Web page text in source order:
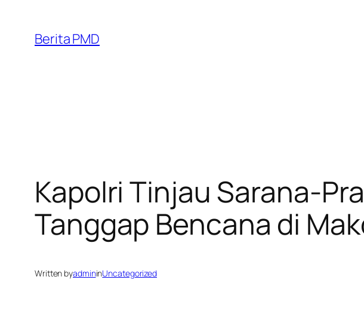
content
Berita PMD
Kapolri Tinjau Sarana-
Tanggap Bencana di
Written byadmininUncategorized